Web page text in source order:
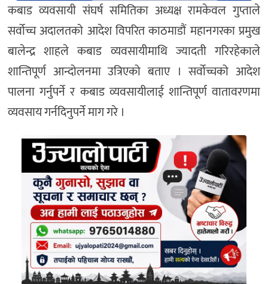
कबाड व्यवसायी संघर्ष समितिका अध्यक्ष रामकेवल गुप्ताले
सर्वोच्च अदालतको आदेश विपरित काठमाडौं महानगरका प्रमुख
बालेन्द्र शाहले कबाड व्यवसायीमाथि ज्यादती गरिरहेकाले
शान्तिपूर्ण आन्दोलनमा उत्रिएको बताए । सर्वोच्चको आदेश
पालना गर्नुपर्ने र कबाड व्यवसायीलाई शान्तिपूर्ण वातावरणमा
व्यवसाय गर्नदिनुपर्ने माग गरे ।